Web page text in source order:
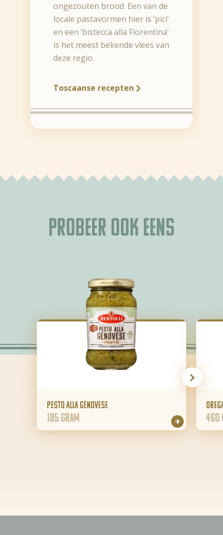
ongezouten brood. Een van de
locale pastavormen hier is ‘pici’
en een ‘bistecca alla Fiorentina’
is het meest bekende vlees van
deze regio.
Toscaanse recepten
Probeer ook eens
Pesto alla Genovese
185 gram 460